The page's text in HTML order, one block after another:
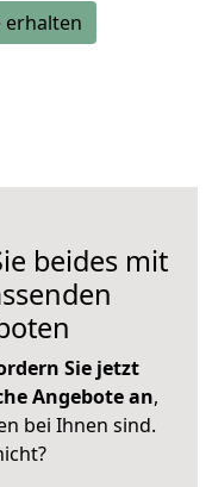
erhalten
beides mit
Sie jetzt
Angebote an,
bei Ihnen sind.